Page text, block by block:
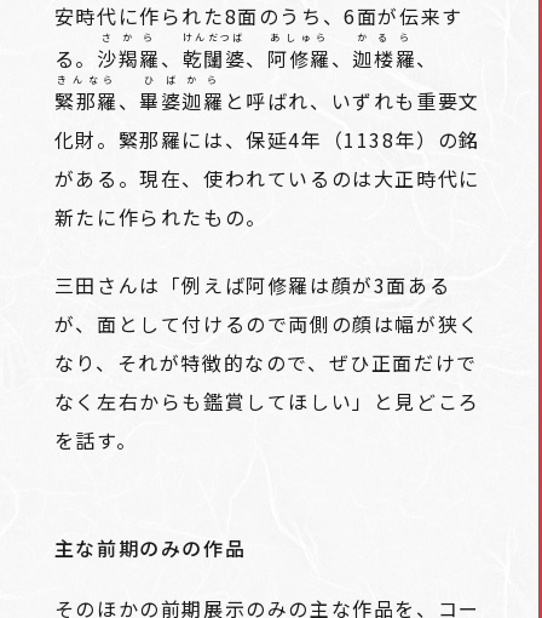
安時代に作られた8面のうち、6面が伝来す
る。 沙羯羅
さから
、 乾闥婆
けんだつば
、 阿修羅
あしゅら
、迦楼羅
かるら
、
緊那羅
きんなら
、畢婆迦羅
ひばから
と呼ばれ、いずれも重要文
化財。緊那羅には、保延4年（1138年）の銘
がある。現在、使われているのは大正時代に
新たに作られたもの。
三田さんは「例えば阿修羅は顔が3面ある
が、面として付けるので両側の顔は幅が狭く
なり、それが特徴的なので、ぜひ正面だけで
なく左右からも鑑賞してほしい」と見どころ
を話す。
主な前期のみの作品
そのほかの前期展示のみの主な作品を、コー